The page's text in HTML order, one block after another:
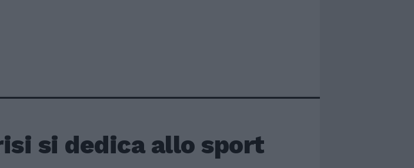
si dedica allo sport